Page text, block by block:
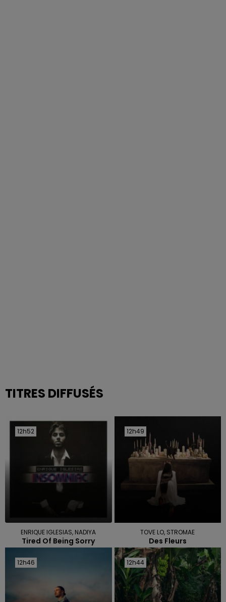
TITRES DIFFUSÉS
12h52
12h52
ENRIQUE IGLESIAS, NADIYA
Tired Of Being Sorry
12h49
12h49
TOVE LO, STROMAE
Des Fleurs
12h46
12h46 12h44
12h44